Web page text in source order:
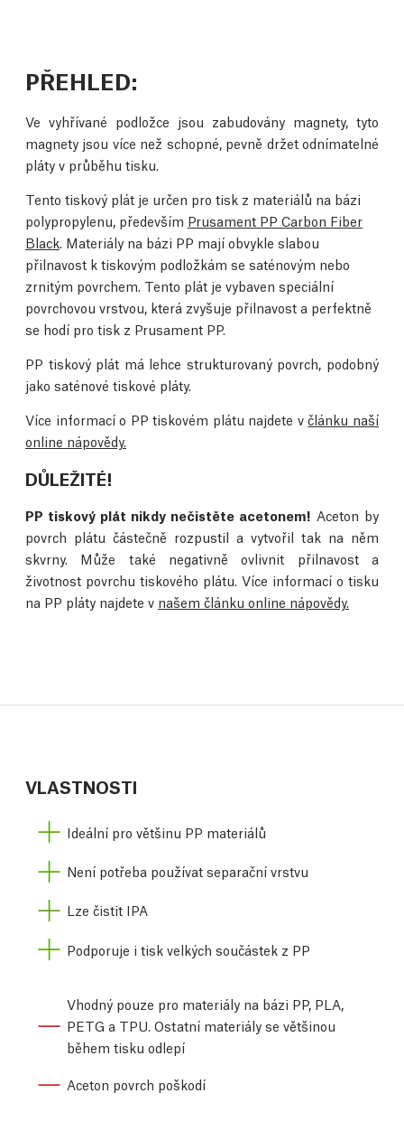
PŘEHLED:
Ve vyhřívané podložce jsou zabudovány magnety, tyto
magnety jsou více než schopné, pevně držet odnímatelné
pláty v průběhu tisku.
Tento tiskový plát je určen pro tisk z materiálů na bázi
polypropylenu, především Prusament PP Carbon Fiber
Black. Materiály na bázi PP mají obvykle slabou
přilnavost k tiskovým podložkám se saténovým nebo
zrnitým povrchem. Tento plát je vybaven speciální
povrchovou vrstvou, která zvyšuje přilnavost a perfektně
se hodí pro tisk z Prusament PP.
PP tiskový plát má lehce strukturovaný povrch, podobný
jako saténové tiskové pláty.
Více informací o PP tiskovém plátu najdete včlánku naší
online nápovědy.
DŮLEŽITÉ!
PP tiskový plát nikdy nečistěte acetonem! Aceton by
povrch plátu částečně rozpustil a vytvořil tak na něm
skvrny. Může také negativně ovlivnit přilnavost a
životnost povrchu tiskového plátu. Více informací o tisku
na PP pláty najdete v našem článku online nápovědy.
VLASTNOSTI
Ideální pro většinu PP materiálů
Není potřeba používat separační vrstvu
Lze čistit IPA
Podporuje i tisk velkých součástek z PP
Vhodný pouze pro materiály na bázi PP, PLA,
PETG a TPU. Ostatní materiály se většinou
během tisku odlepí
Aceton povrch poškodí